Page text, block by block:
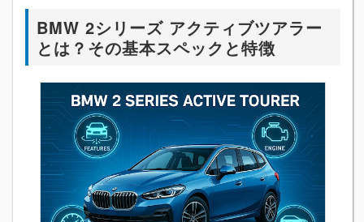
BMW 2シリーズ アクティブツアラー
とは？その基本スペックと特徴